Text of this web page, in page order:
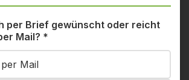
per Brief gewünscht oder reicht
Mail? *
Mail